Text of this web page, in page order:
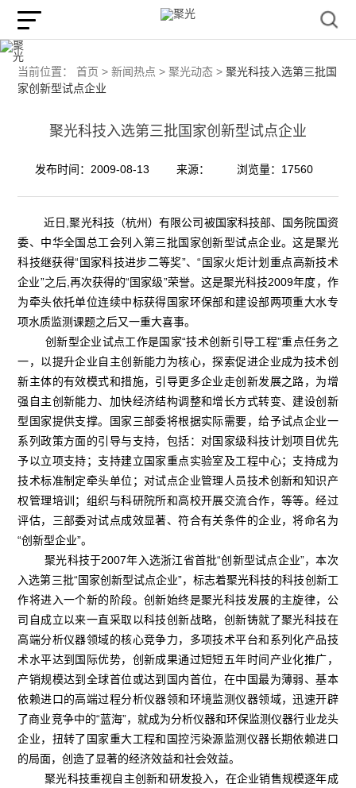
当前位置： 首页 > 新闻热点 > 聚光动态 > 聚光科技入选第三批国
家创新型试点企业
聚光科技入选第三批国家创新型试点企业
发布时间：2009-08-13 来源： 浏览量：17560
近日,聚光科技（杭州）有限公司被国家科技部、国务院国资
委、中华全国总工会列入第三批国家创新型试点企业。这是聚光
科技继获得“国家科技进步二等奖”、“国家火炬计划重点高新技术
企业”之后,再次获得的“国家级”荣誉。这是聚光科技2009年度，作
为牵头依托单位连续中标获得国家环保部和建设部两项重大水专
项水质监测课题之后又一重大喜事。
创新型企业试点工作是国家“技术创新引导工程”重点任务之
一，以提升企业自主创新能力为核心，探索促进企业成为技术创
新主体的有效模式和措施，引导更多企业走创新发展之路，为增
强自主创新能力、加快经济结构调整和增长方式转变、建设创新
型国家提供支撑。国家三部委将根据实际需要，给予试点企业一
系列政策方面的引导与支持，包括：对国家级科技计划项目优先
予以立项支持；支持建立国家重点实验室及工程中心；支持成为
技术标准制定牵头单位；对试点企业管理人员技术创新和知识产
权管理培训；组织与科研院所和高校开展交流合作，等等。经过
评估，三部委对试点成效显著、符合有关条件的企业，将命名为
“创新型企业”。
聚光科技于2007年入选浙江省首批“创新型试点企业”，本次
入选第三批“国家创新型试点企业”，标志着聚光科技的科技创新工
作将进入一个新的阶段。创新始终是聚光科技发展的主旋律，公
司自成立以来一直采取以科技创新战略，创新铸就了聚光科技在
高端分析仪器领域的核心竞争力，多项技术平台和系列化产品技
术水平达到国际优势，创新成果通过短短五年时间产业化推广，
产销规模达到全球首位或达到国内首位，在中国最为薄弱、基本
依赖进口的高端过程分析仪器领和环境监测仪器领域，迅速开辟
了商业竞争中的“蓝海”，就成为分析仪器和环保监测仪器行业龙头
企业，扭转了国家重大工程和国控污染源监测仪器长期依赖进口
的局面，创造了显著的经济效益和社会效益。
聚光科技重视自主创新和研发投入，在企业销售规模逐年成